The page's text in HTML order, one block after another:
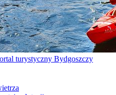
turystyczny Bydgoszczy